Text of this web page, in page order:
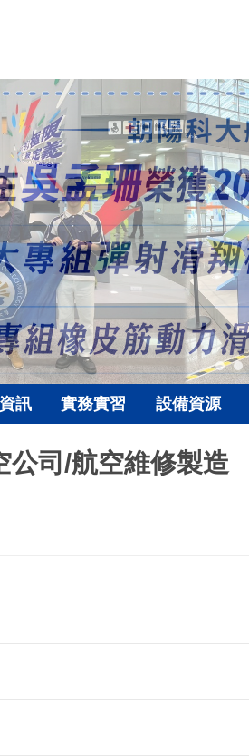
訊 實務實習 設備資源
公司/航空維修製造